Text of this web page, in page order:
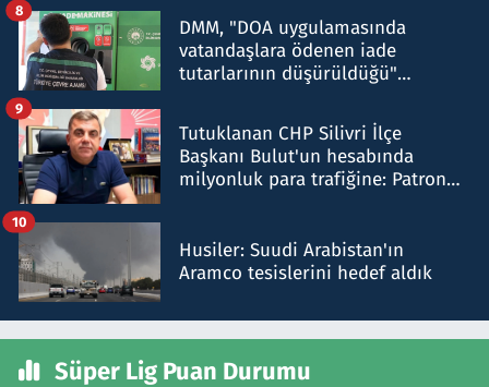
DMM, "DOA uygulamasında
vatandaşlara ödenen iade
tutarlarının düşürüldüğü"
8
Tutuklanan CHP Silivri İlçe
Başkanı Bulut'un hesabında
milyonluk para trafiğine: Patron
9
Husiler: Suudi Arabistan'ın
Aramco tesislerini hedef aldık
10
Süper Lig Puan Durumu